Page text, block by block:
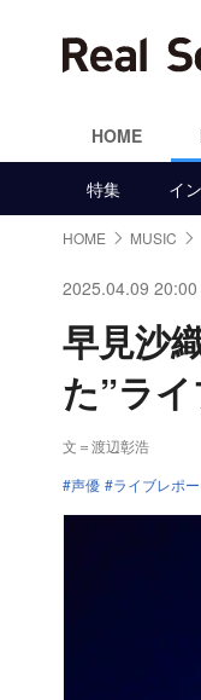
HOME
特集 イ
HOME MUSIC
2025.04.09 20:00
早見沙
た”ラ
文＝渡辺彰浩
声優
ライブレポー